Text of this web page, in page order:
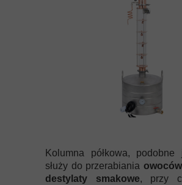
Kolumna półkowa, podobne
służy do przerabiania
destylaty smakowe, przy